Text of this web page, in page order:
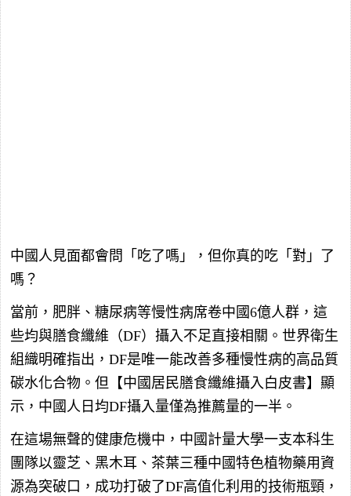
中國人見面都會問「吃了嗎」，但你真的吃「對」了
嗎？
當前，肥胖、糖尿病等慢性病席卷中國6億人群，這
些均與膳食纖維（DF）攝入不足直接相關。世界衛生
組織明確指出，DF是唯一能改善多種慢性病的高品質
碳水化合物。但【中國居民膳食纖維攝入白皮書】顯
示，中國人日均DF攝入量僅為推薦量的一半。
在這場無聲的健康危機中，中國計量大學一支本科生
團隊以靈芝、黑木耳、茶葉三種中國特色植物藥用資
源為突破口，成功打破了DF高值化利用的技術瓶頸，